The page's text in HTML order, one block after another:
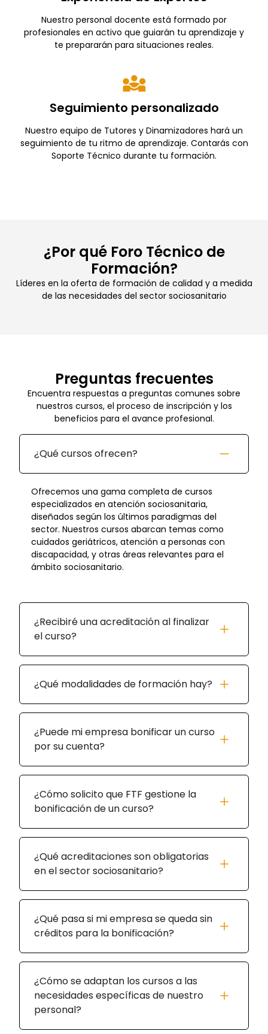
Nuestro personal docente está formado por
profesionales en activo que guiarán tu aprendizaje y
te prepararán para situaciones reales.
Seguimiento personalizado
Nuestro equipo de Tutores y Dinamizadores hará un
seguimiento de tu ritmo de aprendizaje. Contarás con
Soporte Técnico durante tu formación.
¿Por qué Foro Técnico de
Formación?
Líderes en la oferta de formación de calidad y a medida
de las necesidades del sector sociosanitario
Preguntas frecuentes
Encuentra respuestas a preguntas comunes sobre
nuestros cursos, el proceso de inscripción y los
beneficios para el avance profesional.
¿Qué cursos ofrecen?
Ofrecemos una gama completa de cursos
especializados en atención sociosanitaria,
diseñados según los últimos paradigmas del
sector. Nuestros cursos abarcan temas como
cuidados geriátricos, atención a personas con
discapacidad, y otras áreas relevantes para el
ámbito sociosanitario.
¿Recibiré una acreditación al finalizar
el curso?
¿Qué modalidades de formación hay?
¿Puede mi empresa bonificar un curso
por su cuenta?
¿Cómo solicito que FTF gestione la
bonificación de un curso?
¿Qué acreditaciones son obligatorias
en el sector sociosanitario?
¿Qué pasa si mi empresa se queda sin
créditos para la bonificación?
¿Cómo se adaptan los cursos a las
necesidades específicas de nuestro
personal?